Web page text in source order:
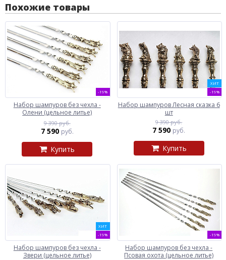
Похожие товары
-19%
Набор шампуров без чехла -
Олени (цельное литье)
9 390 руб.
7 590 руб.
Купить
ХИТ
-19%
Набор шампуров Лесная сказка 6
шт
9 390 руб.
7 590 руб.
Купить
ХИТ
-19%
Набор шампуров без чехла -
Звери (цельное литье)
-19%
Набор шампуров без чехла -
Псовая охота (цельное литье)